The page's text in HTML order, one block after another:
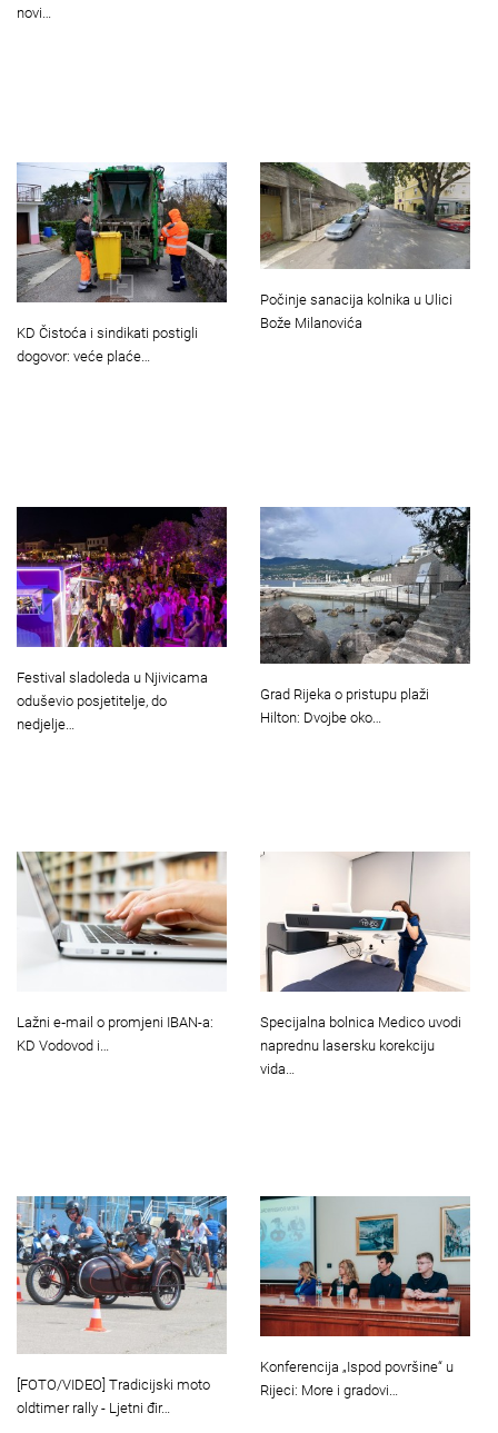
novi…
KD Čistoća i sindikati postigli
dogovor: veće plaće…
Počinje sanacija kolnika u Ulici
Bože Milanovića
Festival sladoleda u Njivicama
oduševio posjetitelje, do
nedjelje…
Grad Rijeka o pristupu plaži
Hilton: Dvojbe oko…
Lažni e‑mail o promjeni IBAN-a:
KD Vodovod i…
Specijalna bolnica Medico uvodi
naprednu lasersku korekciju
vida…
[FOTO/VIDEO] Tradicijski moto
oldtimer rally - Ljetni đir…
Konferencija „Ispod površine“ u
Rijeci: More i gradovi…